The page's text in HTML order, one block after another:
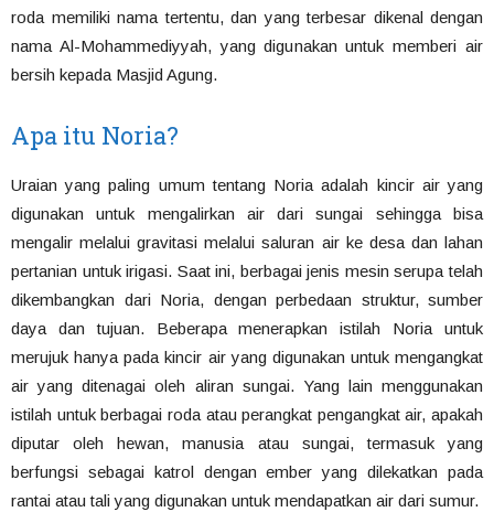
roda memiliki nama tertentu, dan yang terbesar dikenal dengan
nama Al-Mohammediyyah, yang digunakan untuk memberi air
bersih kepada Masjid Agung.
Apa itu Noria?
Uraian yang paling umum tentang Noria adalah kincir air yang
digunakan untuk mengalirkan air dari sungai sehingga bisa
mengalir melalui gravitasi melalui saluran air ke desa dan lahan
pertanian untuk irigasi. Saat ini, berbagai jenis mesin serupa telah
dikembangkan dari Noria, dengan perbedaan struktur, sumber
daya dan tujuan. Beberapa menerapkan istilah Noria untuk
merujuk hanya pada kincir air yang digunakan untuk mengangkat
air yang ditenagai oleh aliran sungai. Yang lain menggunakan
istilah untuk berbagai roda atau perangkat pengangkat air, apakah
diputar oleh hewan, manusia atau sungai, termasuk yang
berfungsi sebagai katrol dengan ember yang dilekatkan pada
rantai atau tali yang digunakan untuk mendapatkan air dari sumur.